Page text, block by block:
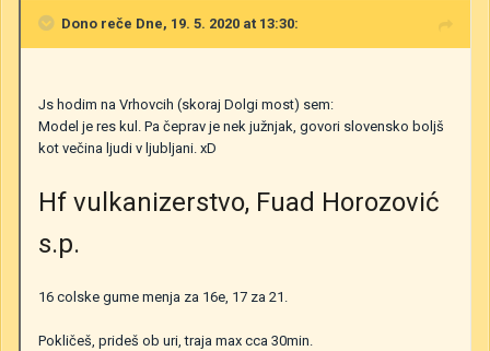
Dono reče Dne, 19. 5. 2020 at 13:30:
Js hodim na Vrhovcih (skoraj Dolgi most) sem:
Model je res kul. Pa čeprav je nek južnjak, govori slovensko boljš
kot večina ljudi v ljubljani. xD
Hf vulkanizerstvo, Fuad Horozović
s.p.
16 colske gume menja za 16e, 17 za 21.
Pokličeš, prideš ob uri, traja max cca 30min.